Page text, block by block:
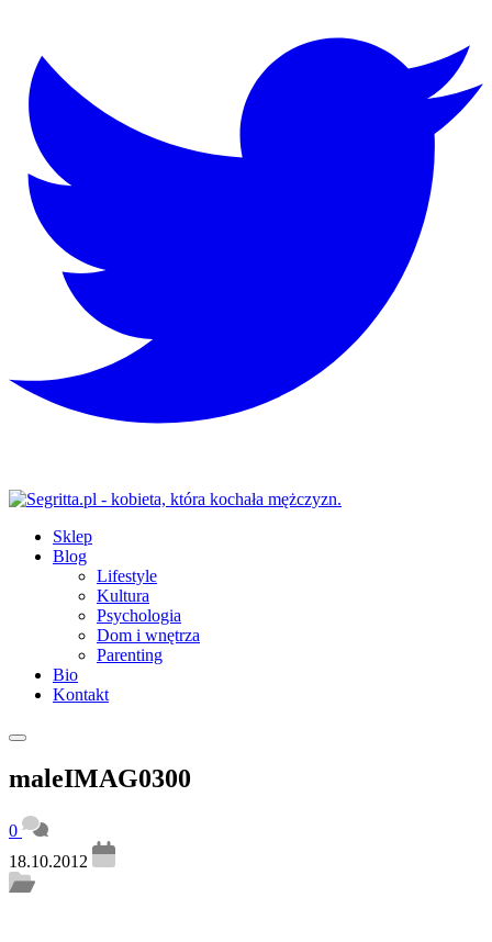
Sklep
Blog
Lifestyle
Kultura
Psychologia
Dom i wnętrza
Parenting
Bio
Kontakt
maleIMAG0300
0
18.10.2012